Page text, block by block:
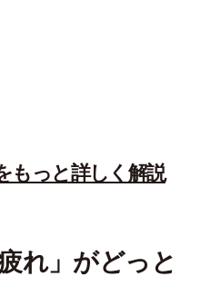
もっと詳しく解説
れ」がどっと